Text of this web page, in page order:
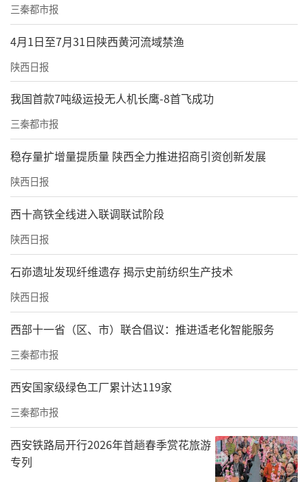
三秦都市报
4月1日至7月31日陕西黄河流域禁渔
陕西日报
我国首款7吨级运投无人机长鹰-8首飞成功
三秦都市报
稳存量扩增量提质量 陕西全力推进招商引资创新发展
陕西日报
西十高铁全线进入联调联试阶段
陕西日报
石峁遗址发现纤维遗存 揭示史前纺织生产技术
陕西日报
西部十一省（区、市）联合倡议：推进适老化智能服务
三秦都市报
西安国家级绿色工厂累计达119家
三秦都市报
西安铁路局开行2026年首趟春季赏花旅游
专列